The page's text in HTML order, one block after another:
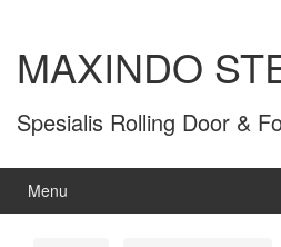
MAXINDO
Spesialis Rolling Door &
Menu